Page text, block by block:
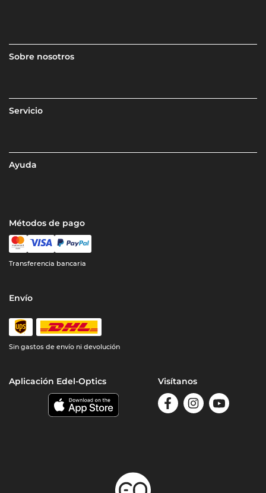
Sobre nosotros
Servicio
Ayuda
Métodos de pago
Transferencia bancaria
Envío
Sin gastos de envío ni devolución
Aplicación Edel-Optics Visítanos